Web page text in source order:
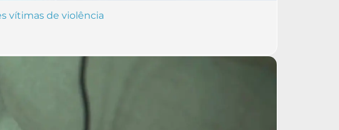
vítimas de violência